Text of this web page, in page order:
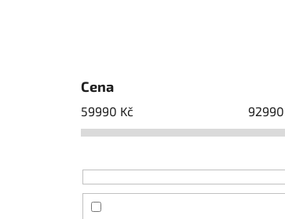
Cena
59990 Kč 92990